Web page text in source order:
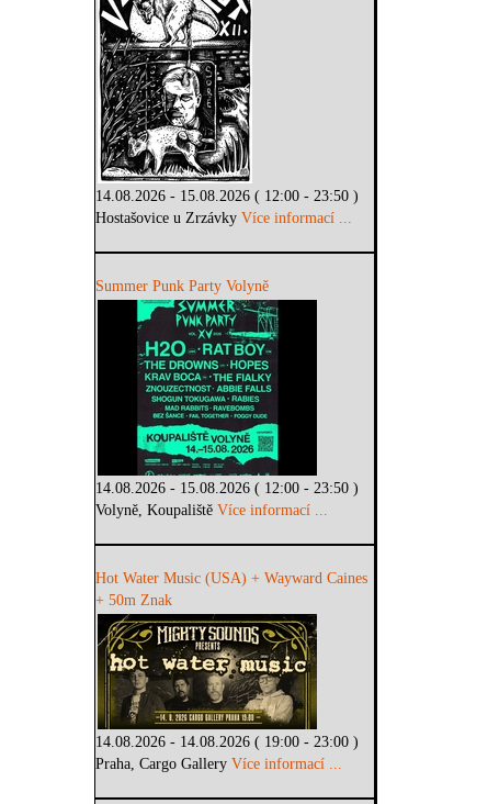
14.08.2026 - 15.08.2026 ( 12:00 - 23:50 )
Hostašovice u ZrzávkyVíce informací ...
Summer Punk Party Volyně
14.08.2026 - 15.08.2026 ( 12:00 - 23:50 )
Volyně, KoupalištěVíce informací ...
Hot Water Music (USA) + Wayward Caines
+ 50m Znak
14.08.2026 - 14.08.2026 ( 19:00 - 23:00 )
Praha, Cargo GalleryVíce informací ...